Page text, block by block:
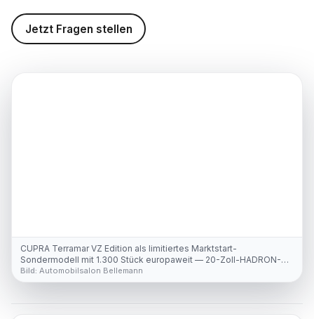
Jetzt Fragen stellen
CUPRA Terramar VZ Edition als limitiertes Marktstart-
Sondermodell mit 1.300 Stück europaweit — 20-Zoll-HADRON-
COPPER-Felgen und HD-Matrix-LED-Scheinwerfer vor dem
Autohaus Bellemann in Wiesloch
Bild: Automobilsalon Bellemann